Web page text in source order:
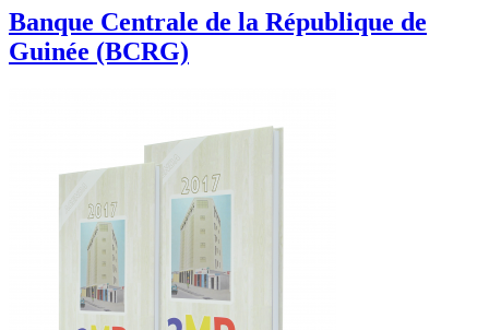
Banque Centrale de la République de
Guinée (BCRG)